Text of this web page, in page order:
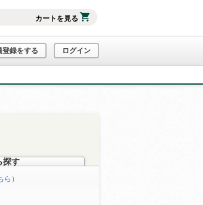
カートを見る
登録をする ログイン
探す
ら ）